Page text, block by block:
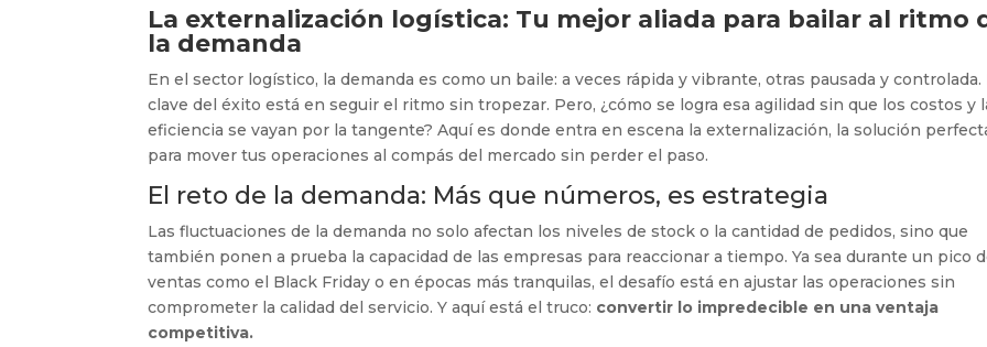
La externalización logística: Tu mejor aliada para bailar al ritmo
la demanda
En el sector logístico, la demanda es como un baile: a veces rápida y vibrante, otras pausada y controlada.
clave del éxito está en seguir el ritmo sin tropezar. Pero, ¿cómo se logra esa agilidad sin que los costos y
eficiencia se vayan por la tangente? Aquí es donde entra en escena la externalización, la solución
para mover tus operaciones al compás del mercado sin perder el paso.
El reto de la demanda: Más que números, es estrategia
Las fluctuaciones de la demanda no solo afectan los niveles de stock o la cantidad de pedidos, sino que
también ponen a prueba la capacidad de las empresas para reaccionar a tiempo. Ya sea durante un pico
ventas como el Black Friday o en épocas más tranquilas, el desafío está en ajustar las operaciones sin
comprometer la calidad del servicio. Y aquí está el truco: convertir lo impredecible en una ventaja
competitiva.